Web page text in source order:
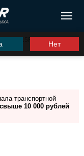
Нет
G15FHS (G9.9FHS)
транспортной
свыше 10 000 рублей